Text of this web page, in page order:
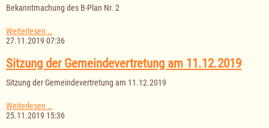
Bekanntmachung des B-Plan Nr. 2
Weiterlesen …Bekanntmachung
des
Plan
Nr.
2
27.11.2019 07:36
Sitzung der Gemeindevertretung am 11.12.2019
Sitzung der Gemeindevertretung am 11.12.2019
Weiterlesen …
der
25.11.2019 15:36